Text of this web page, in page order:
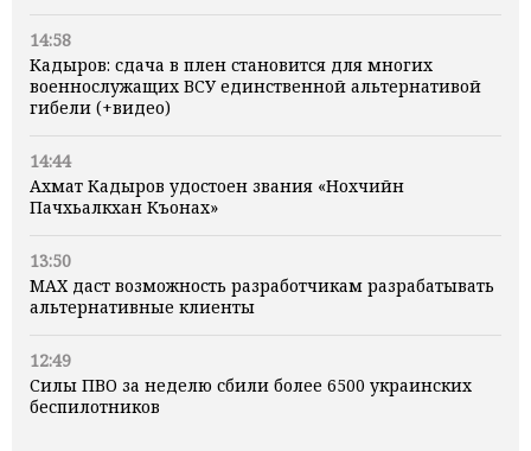
14:58
Кадыров: сдача в плен становится для многих
военнослужащих ВСУ единственной альтернативой
гибели (+видео)
14:44
Ахмат Кадыров удостоен звания «Нохчийн
Пачхьалкхан Къонах»
13:50
MAX даст возможность разработчикам разрабатывать
альтернативные клиенты
12:49
Силы ПВО за неделю сбили более 6500 украинских
беспилотников